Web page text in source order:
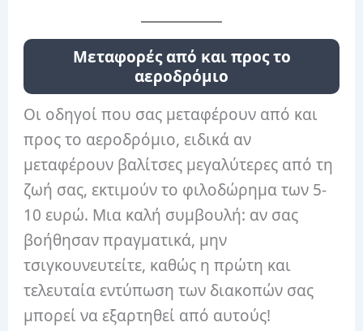
Μεταφορές από και προς το
αεροδρόμιο
Οι οδηγοί που σας μεταφέρουν από και
προς το αεροδρόμιο, ειδικά αν
μεταφέρουν βαλίτσες μεγαλύτερες από τη
ζωή σας, εκτιμούν το φιλοδώρημα των 5-
10 ευρώ. Μια καλή συμβουλή: αν σας
βοήθησαν πραγματικά, μην
τσιγκουνευτείτε, καθώς η πρώτη και
τελευταία εντύπωση των διακοπών σας
μπορεί να εξαρτηθεί από αυτούς!